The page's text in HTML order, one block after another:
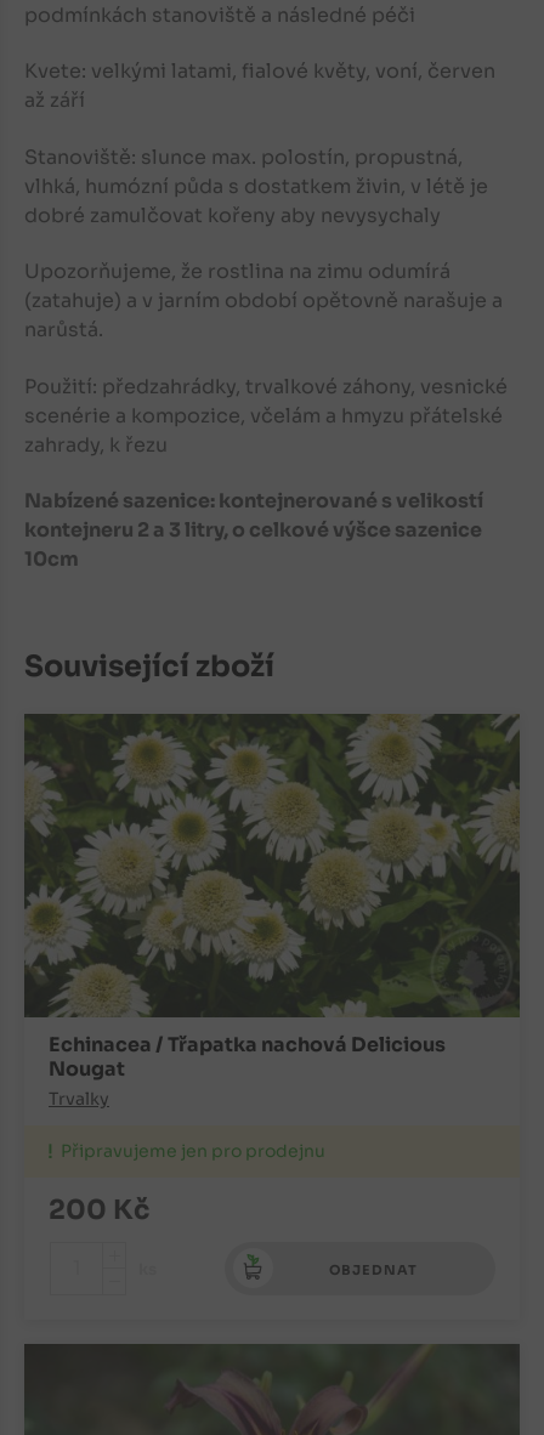
podmínkách stanoviště a následné péči
Kvete: velkými latami, fialové květy, voní, červen
až září
Stanoviště: slunce max. polostín, propustná,
vlhká, humózní půda s dostatkem živin, v létě je
dobré zamulčovat kořeny aby nevysychaly
Upozorňujeme, že rostlina na zimu odumírá
(zatahuje) a v jarním období opětovně narašuje a
narůstá.
Použití: předzahrádky, trvalkové záhony, vesnické
scenérie a kompozice, včelám a hmyzu přátelské
zahrady, k řezu
Nabízené sazenice: kontejnerované s velikostí
kontejneru 2 a 3 litry, o celkové výšce sazenice
10cm
Související zboží
Echinacea / Třapatka nachová Delicious
Nougat
Trvalky
Připravujeme jen pro prodejnu
200 Kč
OBJEDNAT